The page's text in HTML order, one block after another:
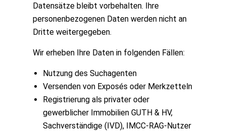
Datensätze bleibt vorbehalten. Ihre
personenbezogenen Daten werden nicht an
Dritte weitergegeben.
Wir erheben Ihre Daten in folgenden Fällen:
Nutzung des Suchagenten
Versenden von Exposés oder Merkzetteln
Registrierung als privater oder
gewerblicher Immobilien GUTH & HV,
Sachverständige (IVD), IMCC-RAG-Nutzer